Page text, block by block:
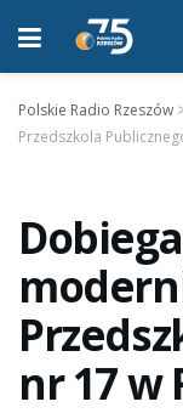
Polskie Radio Rzeszów
Przedszkola
nr 17 w